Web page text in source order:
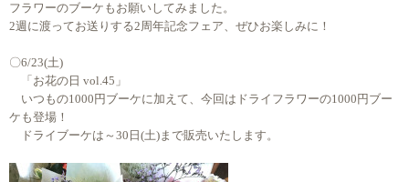
フラワーのブーケもお願いしてみました。
2週に渡ってお送りする2周年記念フェア、ぜひお楽しみに！
〇6/23(土)
「お花の日 vol.45」
いつもの1000円ブーケに加えて、今回はドライフラワーの1000円ブー
ケも登場！
ドライブーケは～30日(土)まで販売いたします。